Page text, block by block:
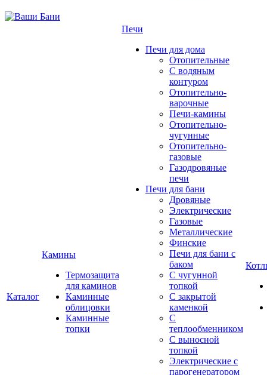
Каталог
Камины
Термозащита
для каминов
Каминные
облицовки
Каминные
топки
Печи
Печи для дома
Отопительные
C водяным
контуром
Отопительно-
варочные
Печи-камины
Отопительно-
чугунные
Отопительно-
газовые
Газодровяные
печи
Печи для бани
Дровяные
Электрические
Газовые
Металлические
Финские
Печи для бани с
баком
С чугунной
топкой
С закрытой
каменкой
С
теплообменником
С выносной
топкой
Электрические с
парогенератором